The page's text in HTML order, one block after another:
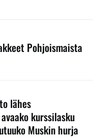
Pohjoismaista
lähes
kurssilasku
Muskin hurja